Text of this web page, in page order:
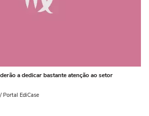
a dedicar bastante atenção ao setor
Portal EdiCase